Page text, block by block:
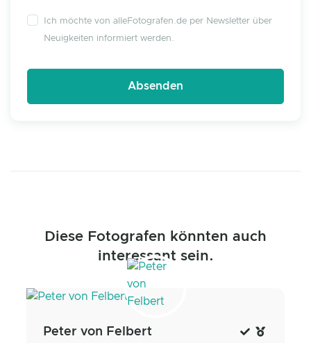
Ich möchte von alleFotografen.de per Newsletter über
Neuigkeiten informiert werden.
Diese Fotografen könnten auch
interessant sein.
Peter von Felbert